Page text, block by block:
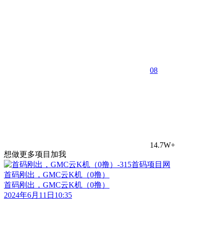
08
14.7W+
想做更多项目加我
首码刚出，GMC云K机（0撸）
首码刚出，GMC云K机（0撸）
2024年6月11日10:35